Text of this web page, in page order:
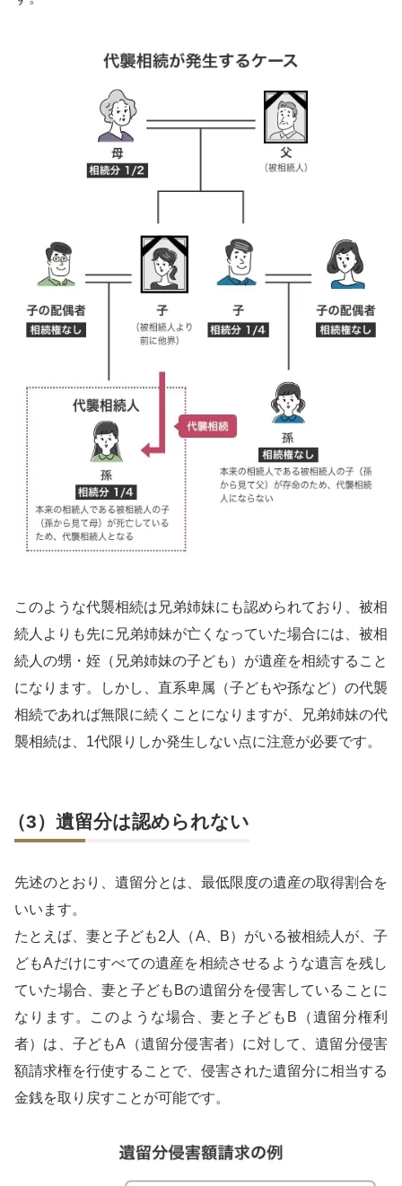
このような代襲相続は兄弟姉妹にも認められており、被相
続人よりも先に兄弟姉妹が亡くなっていた場合には、被相
続人の甥・姪（兄弟姉妹の子ども）が遺産を相続すること
になります。しかし、直系卑属（子どもや孫など）の代襲
相続であれば無限に続くことになりますが、兄弟姉妹の代
襲相続は、1代限りしか発生しない点に注意が必要です。
（3）遺留分は認められない
先述のとおり、遺留分とは、最低限度の遺産の取得割合を
いいます。
たとえば、妻と子ども2人（A、B）がいる被相続人が、子
どもAだけにすべての遺産を相続させるような遺言を残し
ていた場合、妻と子どもBの遺留分を侵害していることに
なります。このような場合、妻と子どもB（遺留分権利
者）は、子どもA（遺留分侵害者）に対して、遺留分侵害
額請求権を行使することで、侵害された遺留分に相当する
金銭を取り戻すことが可能です。